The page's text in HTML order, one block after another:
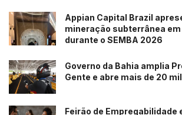
Appian Capital Brazil
mineração subterrânea
durante o SEMBA 2026
Governo da Bahia amplia
Gente e abre mais de 20
Feirão de Empregabilidade